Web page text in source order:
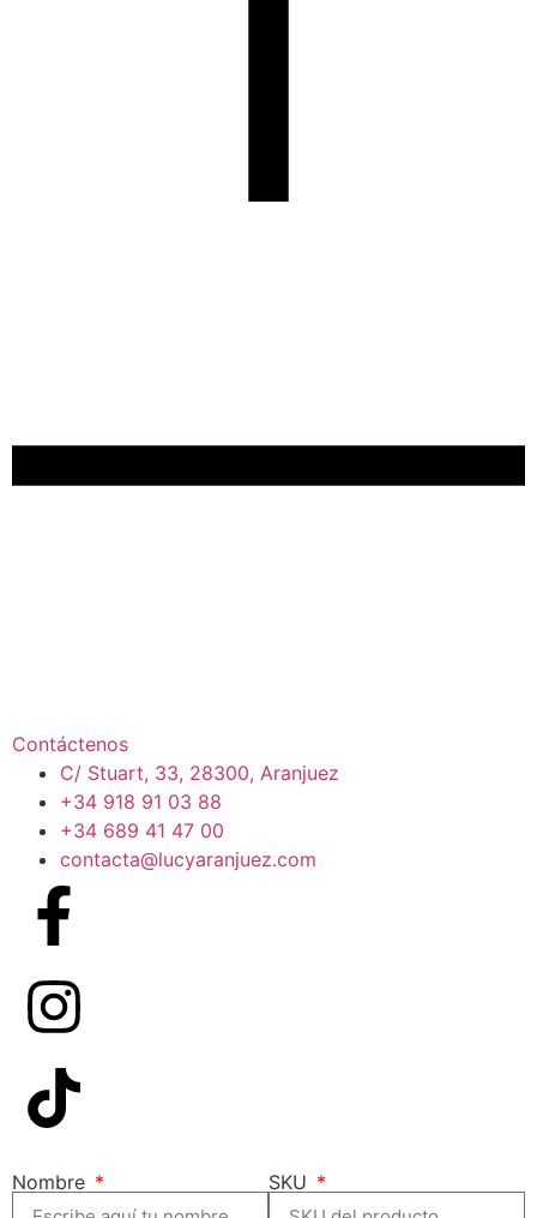
Contáctenos
C/ Stuart, 33, 28300, Aranjuez
+34 918 91 03 88
+34 689 41 47 00
contacta@lucyaranjuez.com
Nombre SKU